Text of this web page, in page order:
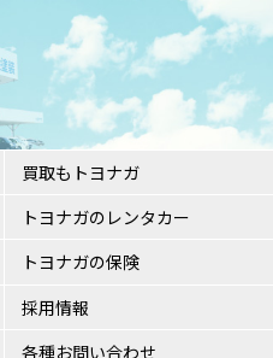
買取もトヨナガ
トヨナガのレンタカー
トヨナガの保険
採用情報
各種お問い合わせ